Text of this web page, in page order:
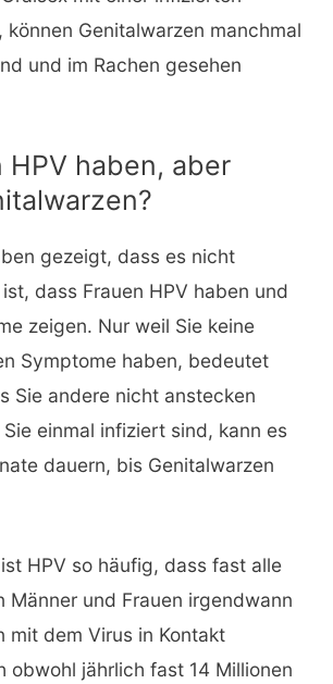
können Genitalwarzen manchmal
und im Rachen gesehen
HPV haben, aber
gezeigt, dass es nicht
dass Frauen HPV haben und
zeigen. Nur weil Sie keine
Symptome haben, bedeutet
Sie andere nicht anstecken
Sie einmal infiziert sind, kann es
dauern, bis Genitalwarzen
HPV so häufig, dass fast alle
Männer und Frauen irgendwann
mit dem Virus in Kontakt
obwohl jährlich fast 14 Millionen